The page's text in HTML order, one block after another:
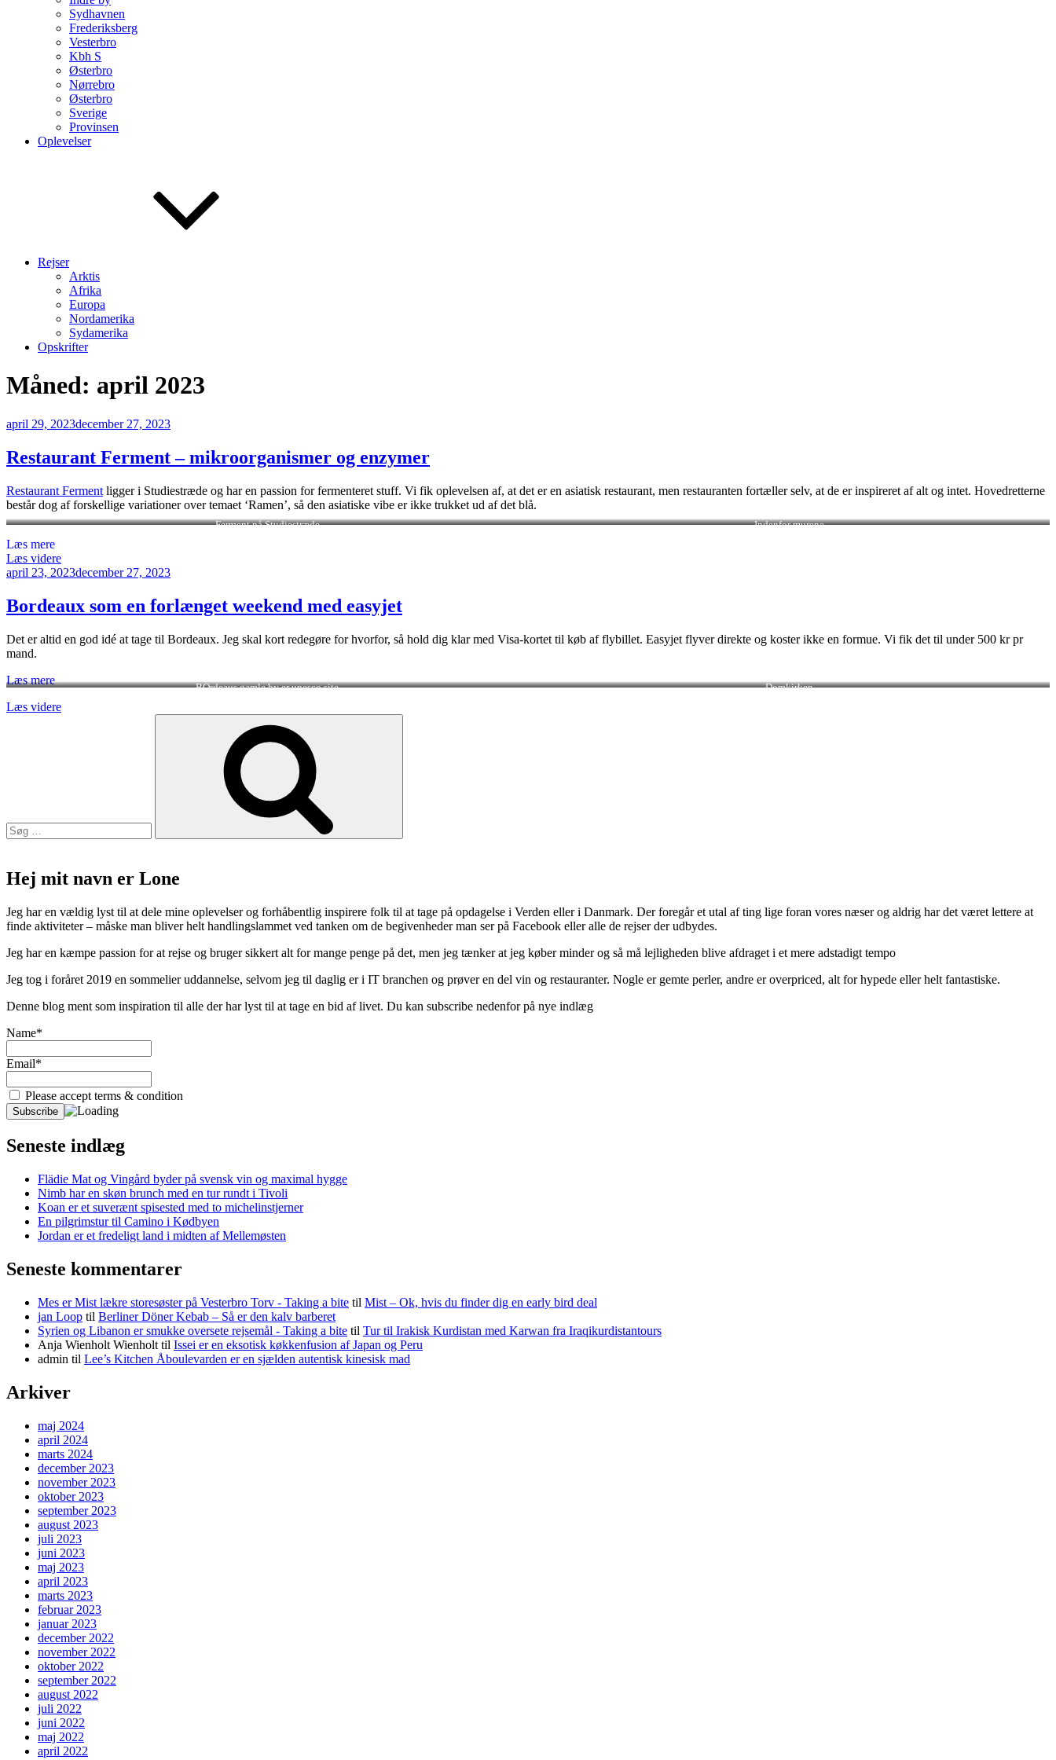
Sydhavnen
Frederiksberg
Vesterbro
Kbh S
Østerbro
Nørrebro
Østerbro
Sverige
Provinsen
Oplevelser
Rejser
Arktis
Afrika
Europa
Nordamerika
Sydamerika
Opskrifter
Måned: april 2023
Udgivet
april 29, 2023december 27, 2023
Restaurant Ferment – mikroorganismer og enzymer
Restaurant Ferment ligger i Studiestræde og har en passion for fermenteret stuff. Vi fik oplevelsen af, at det er en asiatisk restaurant, men restauranten fortæller selv, at de er inspireret af alt og intet. Hovedretterne
består dog af forskellige variationer over temaet ‘Ramen’, så den asiatiske vibe er ikke trukket ud af det blå.
Ferment på Studiestræde Indenfor murene
Læs mere
Læs videre“Restaurant
Ferment
og
Udgivet
april 23, 2023december 27, 2023
Bordeaux som en forlænget weekend med easyjet
Det er altid en god idé at tage til Bordeaux. Jeg skal kort redegøre for hvorfor, så hold dig klar med Visa-kortet til køb af flybillet. Easyjet flyver direkte og koster ikke en formue. Vi fik det til under 500 kr pr
mand.
Læs mere
BOrdeaus gamle by er unesco site Domkirken
Læs videre“Bordeaux
Hej mit navn er Lone
Jeg har en vældig lyst til at dele mine oplevelser og forhåbentlig inspirere folk til at tage på opdagelse i Verden eller i Danmark. Der foregår et utal af ting lige foran vores næser og aldrig har det været lettere at
finde aktiviteter – måske man bliver helt handlingslammet ved tanken om de begivenheder man ser på Facebook eller alle de rejser der udbydes.
Jeg har en kæmpe passion for at rejse og bruger sikkert alt for mange penge på det, men jeg tænker at jeg køber minder og så må lejligheden blive afdraget i et mere adstadigt tempo
Jeg tog i foråret 2019 en sommelier uddannelse, selvom jeg til daglig er i IT branchen og prøver en del vin og restauranter. Nogle er gemte perler, andre er overpriced, alt for hypede eller helt fantastiske.
Denne blog ment som inspiration til alle der har lyst til at tage en bid af livet. Du kan subscribe nedenfor på nye indlæg
Name*
Email*
Please accept terms & condition
Seneste indlæg
Flädie Mat og Vingård byder på svensk vin og maximal hygge
Nimb har en skøn brunch med en tur rundt i Tivoli
Koan er et suverænt spisested med to michelinstjerner
En pilgrimstur til Camino i Kødbyen
Jordan er et fredeligt land i midten af Mellemøsten
Seneste kommentarer
Mes er Mist lækre storesøster på Vesterbro Torv - Taking a bite til Mist – Ok, hvis du finder dig en early bird deal
jan Loop til Berliner Döner Kebab – Så er den kalv barberet
Syrien og Libanon er smukke oversete rejsemål - Taking a bite til Tur til Irakisk Kurdistan med Karwan fra Iraqikurdistantours
Anja Wienholt Wienholt til Issei er en eksotisk køkkenfusion af Japan og Peru
admin til Lee’s Kitchen Åboulevarden er en sjælden autentisk kinesisk mad
Arkiver
maj 2024
april 2024
marts 2024
december 2023
november 2023
oktober 2023
september 2023
august 2023
juli 2023
juni 2023
maj 2023
april 2023
marts 2023
februar 2023
januar 2023
december 2022
november 2022
oktober 2022
september 2022
august 2022
juli 2022
juni 2022
maj 2022
april 2022